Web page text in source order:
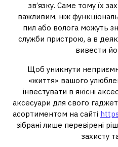
зв’язку. Саме тому їх
важливим, ніж
пил або волога можуть
служби пристрою, а в
вивести
Щоб уникнути
«життя» вашого
інвестувати в якісні
аксесуари для свого
асортиментом на сайті
зібрані лише перевірені
захисту